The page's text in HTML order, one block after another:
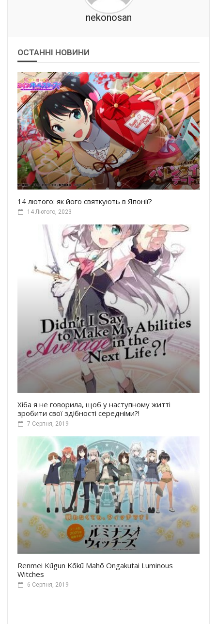
nekonosan
ОСТАННІ НОВИНИ
14 лютого: як його святкують в Японії?
14 Лютого, 2023
Хіба я не говорила, щоб у наступному житті
зробити свої здібності середніми?!
7 Серпня, 2019
Renmei Kūgun Kōkū Mahō Ongakutai Luminous
Witches
6 Серпня, 2019